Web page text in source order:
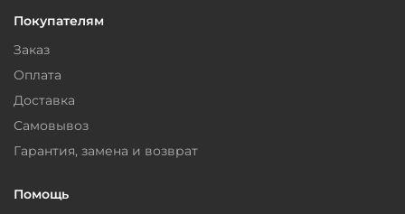
Покупателям
Заказ
Оплата
Доставка
Самовывоз
Гарантия, замена и возврат
Помощь